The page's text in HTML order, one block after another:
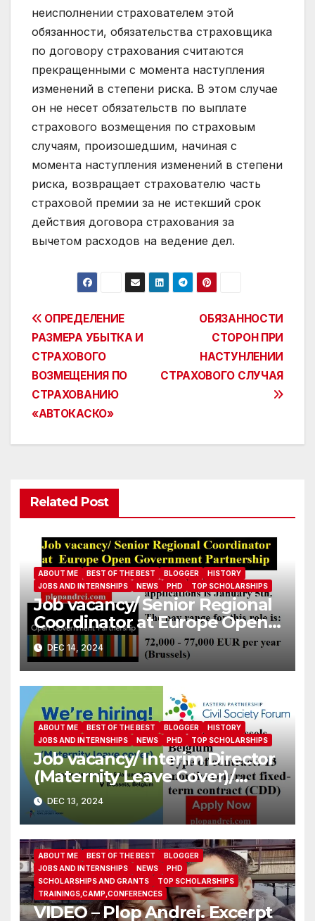
Post
navigation
ОБЯЗАННОСТИ
СТОРОН ПРИ
НАСТУНЛЕНИИ
СТРАХОВОГО СЛУЧАЯ
ОПРЕДЕЛЕНИЕ
РАЗМЕРА УБЫТКА И
СТРАХОВОГО
ВОЗМЕЩЕНИЯ ПО
СТРАХОВАНИЮ
«АВТОКАСКО»
Related Post
ABOUT ME BEST OF THE BEST BLOGGER
HISTORY
JOBS AND INTERNSHIPS
NEWS PHD TOP SCHOLARSHIPS
Job vacancy/ Senior Regional
Coordinator at Europe Open
Government Partnership
DEC 14, 2024
ABOUT ME BEST OF THE BEST BLOGGER
HISTORY
JOBS AND INTERNSHIPS
NEWS PHD TOP SCHOLARSHIPS
Job vacancy/ Interim Director
(Maternity Leave Cover)/
Eastern Partnership Civil
Society Forum
DEC 13, 2024
ABOUT ME BEST OF THE BEST
BLOGGER
JOBS AND INTERNSHIPS
NEWS
PHD
SCHOLARSHIPS AND GRANTS
TOP SCHOLARSHIPS
TRAININGS,CAMP,CONFERENCES
VIDEO – Plop Andrei. Excerpt